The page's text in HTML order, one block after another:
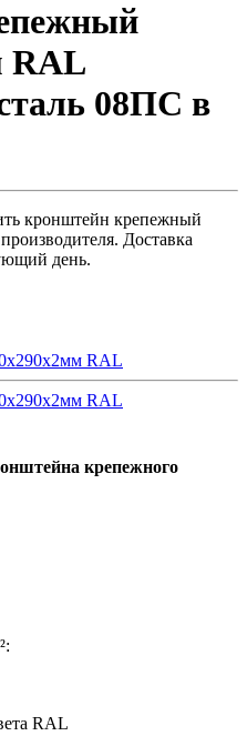
RAL
08ПС в
кронштейн крепежный
Доставка
день.
крепежного
RAL